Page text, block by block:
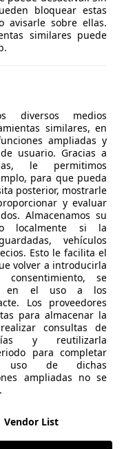
Súperoferta
98.000 km
Sin
102.400 km
bloquear estas
avisarle sobre ellas.
similares puede
diversos medios
similares, en
ampliadas y
usuario. Gracias a
le permitimos
para que pueda
posterior, mostrarle
y evaluar
Almacenamos su
localmente si la
vehículos
Esto le facilita el
volver a introducirla
se
en el uso a los
Los proveedores
para almacenar la
consultas de
y reutilizarla
para completar
uso de dichas
ampliadas no se
Vendor List